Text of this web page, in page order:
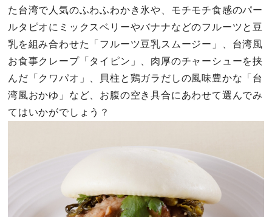
た台湾で人気のふわふわかき氷や、モチモチ食感のパー
ルタピオにミックスベリーやバナナなどのフルーツと豆
乳を組み合わせた「フルーツ豆乳スムージー」、台湾風
お食事クレープ「タイピン」、肉厚のチャーシューを挟
んだ「クワパオ」、貝柱と鶏ガラだしの風味豊かな「台
湾風おかゆ」など、お腹の空き具合にあわせて選んでみ
てはいかがでしょう？